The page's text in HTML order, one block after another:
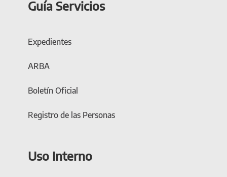
Guía Servicios
Expedientes
ARBA
Boletín Oficial
Registro de las Personas
Uso Interno